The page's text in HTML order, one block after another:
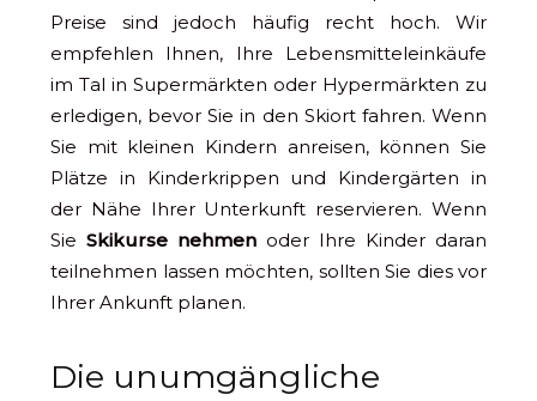
Preise sind jedoch häufig recht hoch. Wir
empfehlen Ihnen, Ihre Lebensmitteleinkäufe
im Tal in Supermärkten oder Hypermärkten zu
erledigen, bevor Sie in den Skiort fahren. Wenn
Sie mit kleinen Kindern anreisen, können Sie
Plätze in Kinderkrippen und Kindergärten in
der Nähe Ihrer Unterkunft reservieren. Wenn
Sie Skikurse nehmen oder Ihre Kinder daran
teilnehmen lassen möchten, sollten Sie dies vor
Ihrer Ankunft planen.
Die unumgängliche